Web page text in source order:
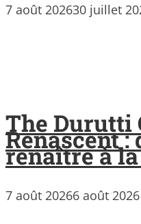
7 août 202630 juillet
The Durutti
Renascent :
renaître à
7 août 20266 août 2026